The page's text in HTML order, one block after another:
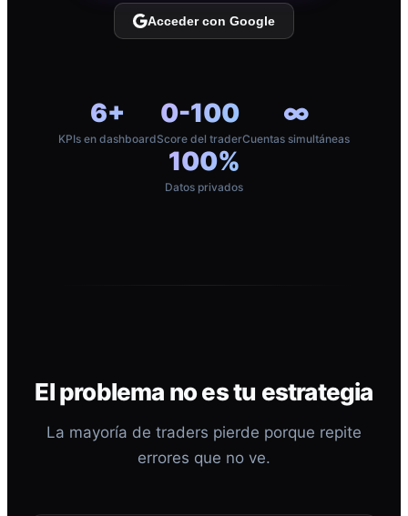
Acceder con Google
6+
KPIs en dashboard
0-100
Score del trader
∞
Cuentas simultáneas
100%
Datos privados
El problema no es tu estrategia
La mayoría de traders pierde porque repite
errores que no ve.